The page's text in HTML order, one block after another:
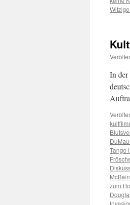
In der
Tango
McBain
zum